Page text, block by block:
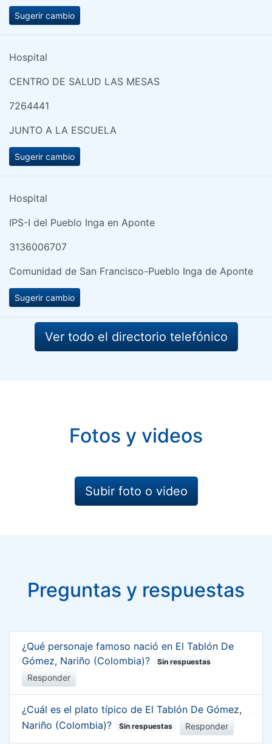
Sugerir cambio
Hospital
CENTRO DE SALUD LAS MESAS
7264441
JUNTO A LA ESCUELA
Sugerir cambio
Hospital
IPS-I del Pueblo Inga en Aponte
3136006707
Comunidad de San Francisco-Pueblo Inga de Aponte
Sugerir cambio
Ver todo el directorio telefónico
Fotos y videos
Subir foto o video
Preguntas y respuestas
¿Qué personaje famoso nació en El Tablón De
Gómez, Nariño (Colombia)?
Sin respuestas
Responder
¿Cuál es el plato típico de El Tablón De Gómez,
Nariño (Colombia)?
Sin respuestas Responder